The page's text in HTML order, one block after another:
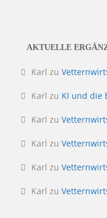
AKTUELLE
Karl zu
Karl zu KI und die
Karl zu
Karl zu
Karl zu
Karl zu